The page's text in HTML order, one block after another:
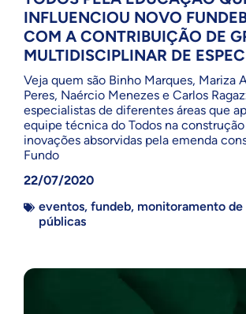
INFLUENCIOU NOVO
COM A CONTRIBUIÇÃO DE
MULTIDISCIPLINAR DE
Veja quem são Binho Marques, Mariza
Peres, Naércio Menezes e Carlos
especialistas de diferentes áreas que
equipe técnica do Todos na
inovações absorvidas pela emenda
Fundo
22/07/2020
eventos, fundeb, monitoramento
públicas